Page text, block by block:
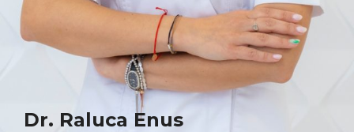
Dr. Raluca Enus